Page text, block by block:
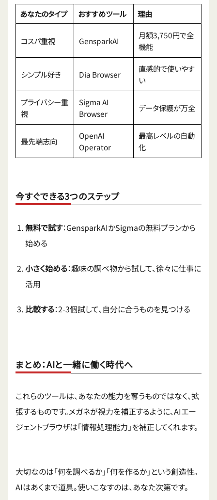
あなたのタイプ おすすめツール 理由
コスパ重視 GensparkAI
月額3,750円で全
機能
シンプル好き Dia Browser
直感的で使いやす
い
プライバシー重
視
Sigma AI
Browser
データ保護が万全
最先端志向
OpenAI
Operator
最高レベルの自動
化
今すぐできる3つのステップ
無料で試す：GensparkAIかSigmaの無料プランから
始める
小さく始める：趣味の調べ物から試して、徐々に仕事に
活用
比較する：2-3個試して、自分に合うものを見つける
まとめ：AIと一緒に働く時代へ
これらのツールは、あなたの能力を奪うものではなく、拡
張するものです。メガネが視力を補正するように、AIエー
ジェントブラウザは「情報処理能力」を補正してくれます。
大切なのは「何を調べるか」「何を作るか」という創造性。
AIはあくまで道具。使いこなすのは、あなた次第です。